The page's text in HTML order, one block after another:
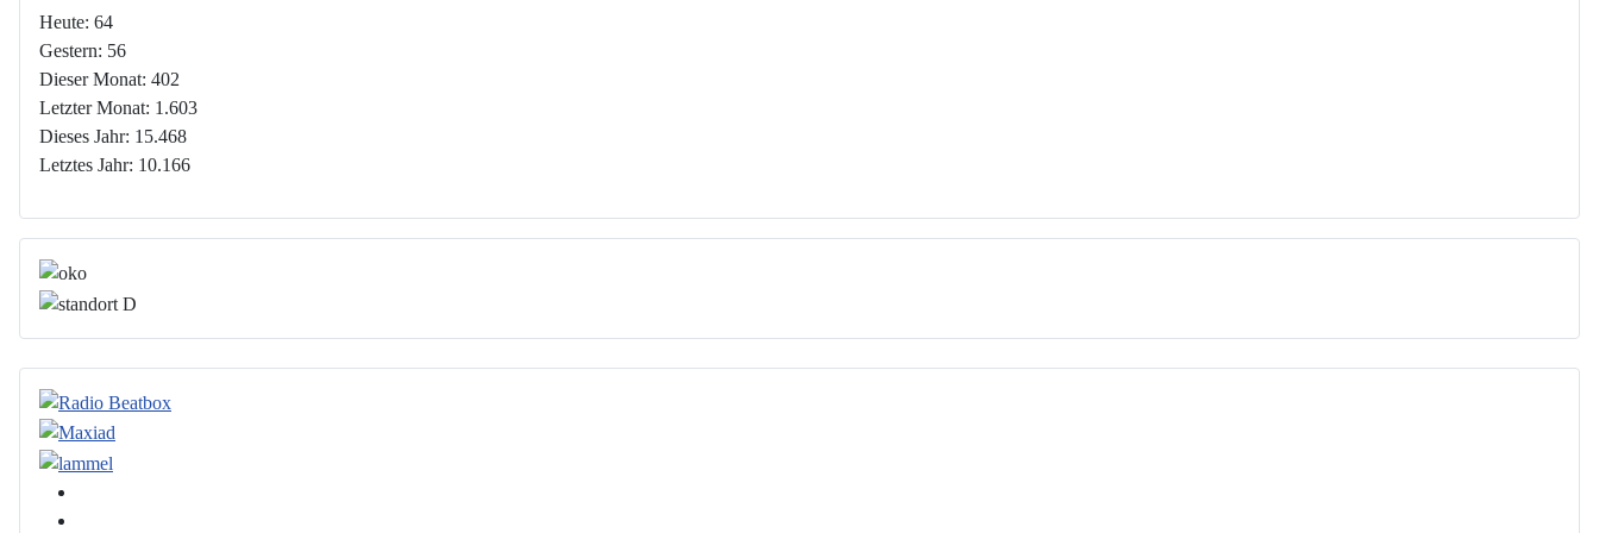
Heute: 64
Gestern: 56
Dieser Monat: 402
Letzter Monat: 1.603
Dieses Jahr: 15.468
Letztes Jahr: 10.166